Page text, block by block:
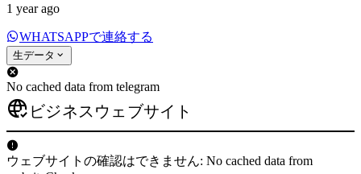
1 year ago
WHATSAPPで連絡する
生データ
No cached data from telegram
ビジネスウェブサイト
ウェブサイトの確認はできません: No cached data from